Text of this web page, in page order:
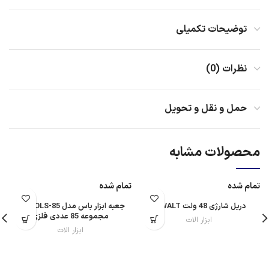
توضیحات تکمیلی
نظرات (0)
حمل و نقل و تحویل
محصولات مشابه
تمام شده
دریل شارژی 48 ولت DEWALT
ابزار الات
تمام شده
جعبه ابزار باس مدل BS-TOLS-85
مجموعه 85 عددی فلزی
ابزار الات